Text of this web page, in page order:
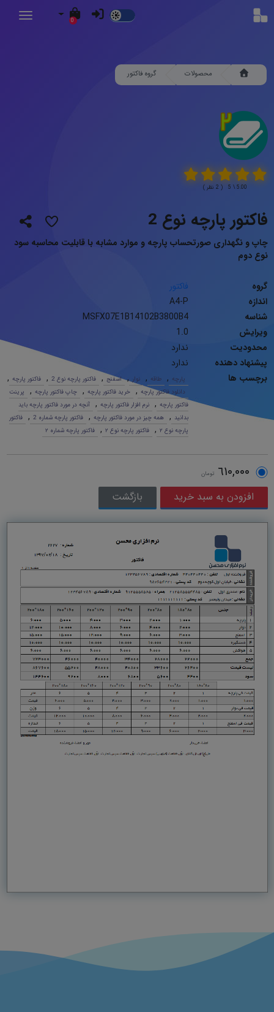
Dark
0
محصولات گروه فاکتور
5.00 \ 5 ( 2 نظر )
فاکتور پارچه نوع 2
چاپ و نگهداری صورتحساب پارچه و موارد مشابه با قابلیت محاسبه سود
نوع دوم
گروه
فاکتور
اندازه
A4-P
شناسه
MSFX07E1B14102B3800B4
ویرایش
1.0
محدودیت
ندارد
پیشنهاد دهنده
ندارد
برچسب ها
پارچه , طاقه , نوار , اسفنج , فاکتور پارچه نوع 2 , فاکتور پارچه ,
دانلود فاکتور پارچه , خرید فاکتور پارچه , چاپ فاکتور پارچه ,
پرینت
فاکتور پارچه , نرم افزار فاکتور پارچه ,
آنچه در مورد فاکتور پارچه باید
بدانید , همه چیز در مورد فاکتور پارچه , فاکتور پارچه شماره 2 ,
فاکتور
پارچه نوع ٢
, فاکتور پارچه نوع ٢ , فاکتور پارچه شماره ٢
٦١٠,٠٠٠ تومان
بازگشت